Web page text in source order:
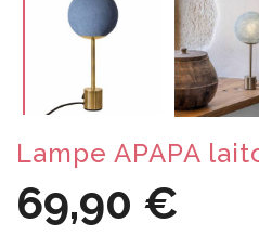
Lampe APAPA
69,90 €